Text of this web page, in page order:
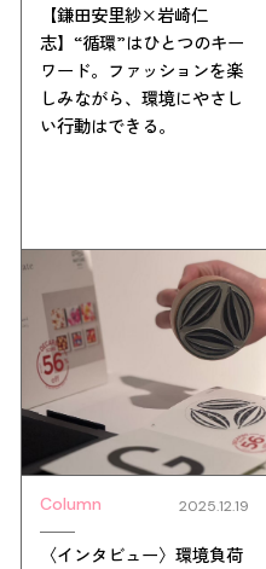
【鎌田安里紗×岩崎仁
志】“循環”はひとつのキー
ワード。ファッションを楽
しみながら、環境にやさし
い行動はできる。
Column 2025.12.19
〈インタビュー〉環境負荷